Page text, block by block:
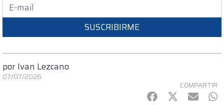
SUSCRIBIRME
por Ivan Lezcano
07/07/2026
COMPARTIR
Facebook
Twitter
mail